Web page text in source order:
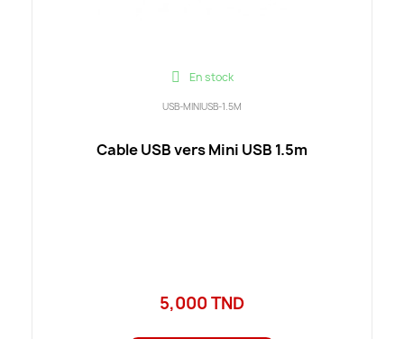
En stock
USB-MINIUSB-1.5M
Cable USB vers Mini USB 1.5m
5,000 TND